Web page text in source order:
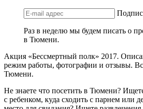
Раз в неделю мы будем писать о
в Тюмени.
Акция «Бессмертный полк» 2017.
режим работы, фотографии и отзывы.
Тюмени.
Не знаете что посетить в Тюмени?
с ребенком, куда сходить с парнем или